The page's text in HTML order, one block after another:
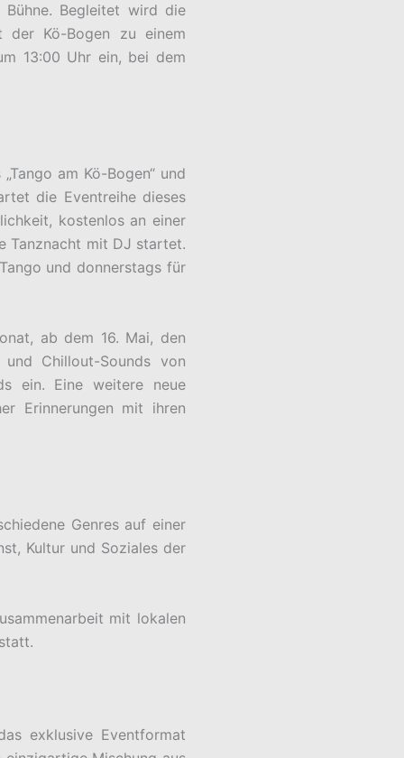
Begleitet wird die
der Kö-Bogen zu einem
13:00 Uhr ein, bei dem
am Kö-Bogen“ und
die Eventreihe dieses
kostenlos an einer
Tanznacht mit DJ startet.
und donnerstags für
ab dem 16. Mai, den
Chillout-Sounds von
ein. Eine weitere neue
Erinnerungen mit ihren
Genres auf einer
Kultur und Soziales der
mit lokalen
exklusive Eventformat